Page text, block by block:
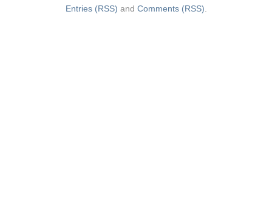
smtp
qui
Entries (RSS) and Comments (RSS).